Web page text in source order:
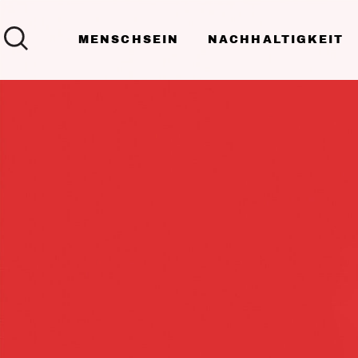
MENSCHSEIN NACHHALTIGKEIT